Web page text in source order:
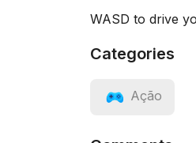
WASD to drive
Categories
Ação